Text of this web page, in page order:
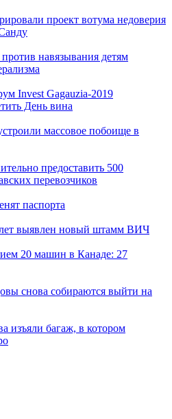
проект вотума недоверия
навязывания детям
Invest Gagauzia-2019
День вина
массовое побоище в
предоставить 500
перевозчиков
паспорта
выявлен новый штамм ВИЧ
20 машин в Канаде: 27
снова собираются выйти на
изъяли багаж, в котором